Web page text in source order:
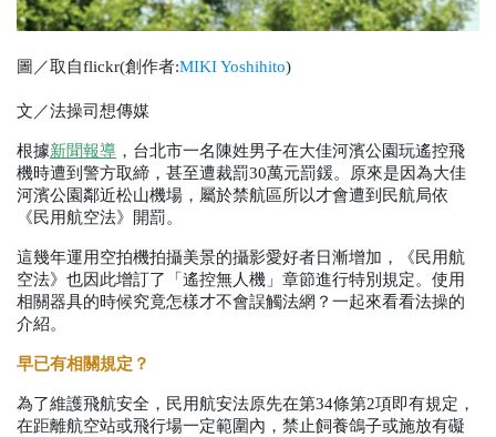
圖／取自flickr(創作者:MIKI Yoshihito)
文／法操司想傳媒
根據新聞報導 ，台北市一名陳姓男子在大佳河濱公園玩遙控飛
機時遭到警方取締，甚至遭裁罰30萬元罰鍰。原來是因為大佳
河濱公園鄰近松山機場，屬於禁航區所以才會遭到民航局依
《民用航空法》開罰。
這幾年運用空拍機拍攝美景的攝影愛好者日漸增加，《民用航
空法》也因此增訂了「遙控無人機」章節進行特別規定。使用
相關器具的時候究竟怎樣才不會誤觸法網？一起來看看法操的
介紹。
早已有相關規定？
為了維護飛航安全，民用航安法原先在第34條第2項即有規定，
在距離航空站或飛行場一定範圍內，禁止飼養鴿子或施放有礙